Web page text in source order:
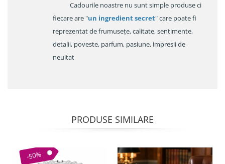
Cadourile noastre nu sunt simple produse ci
fiecare are "un ingredient secret" care poate fi
reprezentat de frumusețe, calitate, sentimente,
detalii, poveste, parfum, pasiune, impresii de
neuitat
PRODUSE SIMILARE
-50%